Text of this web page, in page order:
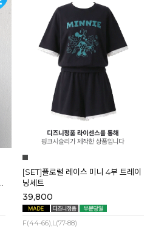
[SET]플로럴 레이스 미니 4부 트레이
닝세트
39,800
F(44-66),L(77-88)